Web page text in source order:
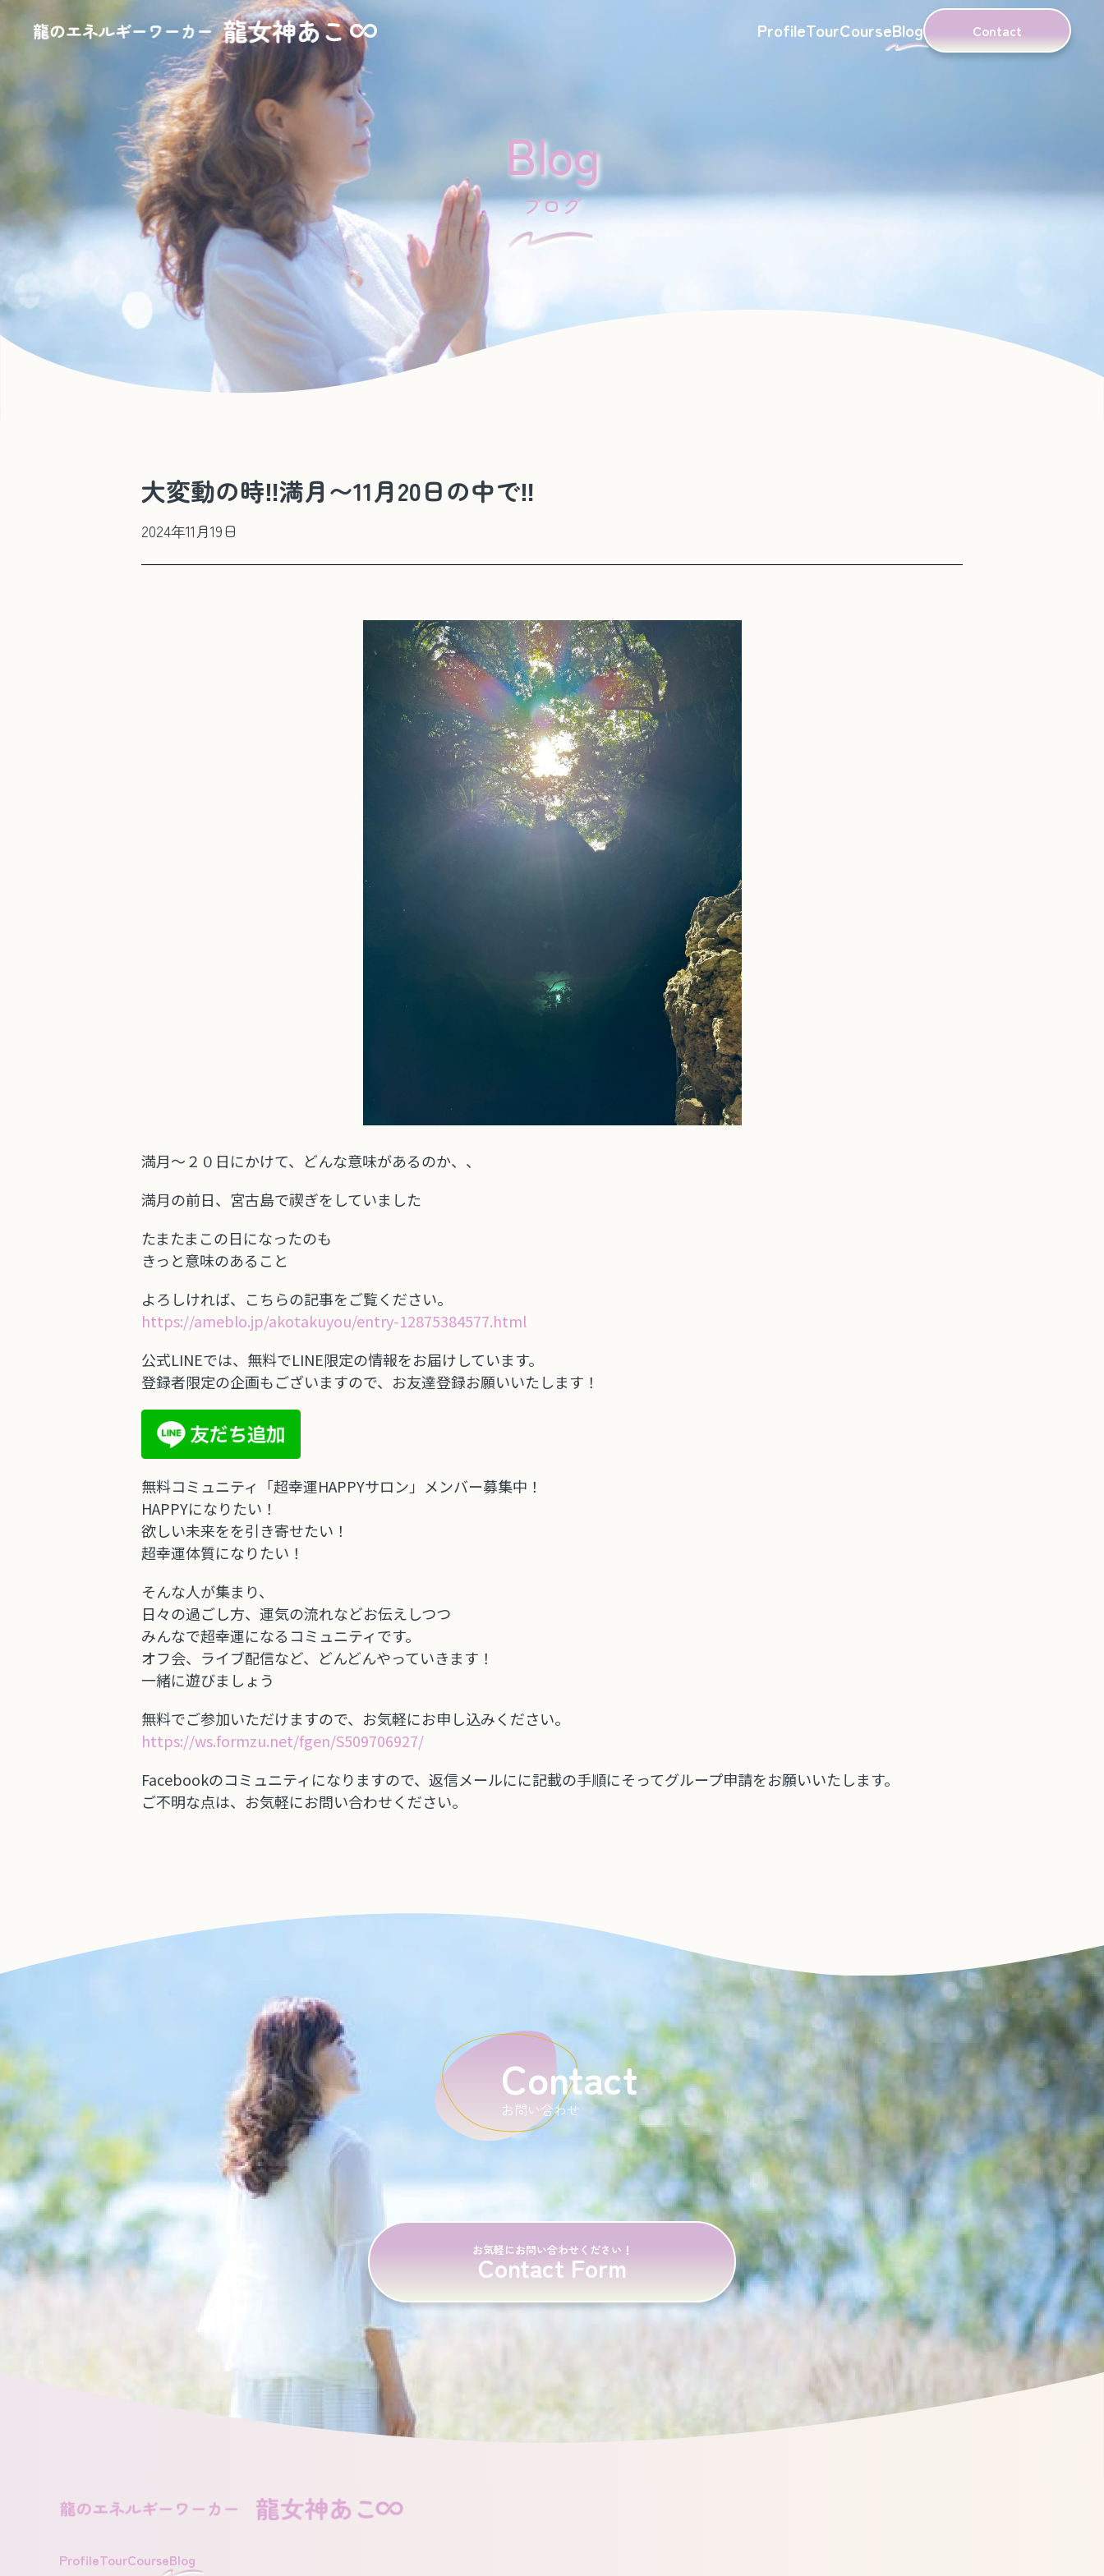
ProfileTourCourseBlog Contact
Blog
ブログ
大変動の時‼️満月〜11月20日の中で‼️
2024年11月19日
満月〜２０日にかけて、どんな意味があるのか、、
満月の前日、宮古島で禊ぎをしていました
たまたまこの日になったのも
きっと意味のあること
よろしければ、こちらの記事をご覧ください。
https://ameblo.jp/akotakuyou/entry-12875384577.html
公式LINEでは、無料でLINE限定の情報をお届けしています。
登録者限定の企画もございますので、お友達登録お願いいたします！
無料コミュニティ「超幸運HAPPYサロン」メンバー募集中！
HAPPYになりたい！
欲しい未来をを引き寄せたい！
超幸運体質になりたい！
そんな人が集まり、
日々の過ごし方、運気の流れなどお伝えしつつ
みんなで超幸運になるコミュニティです。
オフ会、ライブ配信など、どんどんやっていきます！
一緒に遊びましょう
無料でご参加いただけますので、お気軽にお申し込みください。
https://ws.formzu.net/fgen/S509706927/
Facebookのコミュニティになりますので、返信メールにに記載の手順にそってグループ申請をお願いいたします。
ご不明な点は、お気軽にお問い合わせください。
Contact
お問い合わせ
お気軽にお問い合わせください！
Contact Form
ProfileTourCourseBlog